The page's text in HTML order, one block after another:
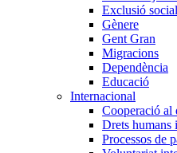
Exclusió social
Gènere
Gent Gran
Migracions
Dependència
Educació
Internacional
Cooperació al
Drets humans
Processos de